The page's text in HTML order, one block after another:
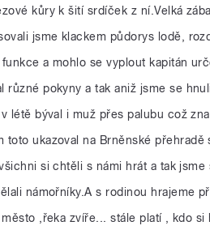
kůry k šití srdíček z ní.Velká
jsme klackem půdorys lodě,
a mohlo se vyplout kapitán
různé pokyny a tak aniž jsme se
létě býval i muž přes palubu což
toto ukazoval na Brněnské přehradě
si chtěli s námi hrát a tak
námořníky.A s rodinou hrajeme
,řeka zvíře... stále platí , kdo si